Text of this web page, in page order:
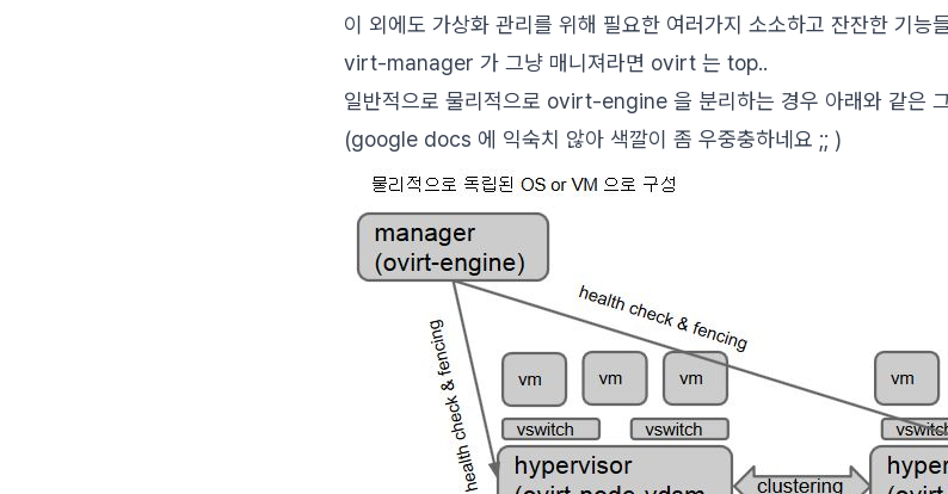
이 외에도 가상화 관리를 위해 필요한 여러가지 소소하고 잔잔한 기능
virt-manager 가 그냥 매니져라면 ovirt 는 top..
일반적으로 물리적으로 ovirt-engine 을 분리하는 경우 아래와 같은
(google docs 에 익숙치 않아 색깔이 좀 우중충하네요 ;; )